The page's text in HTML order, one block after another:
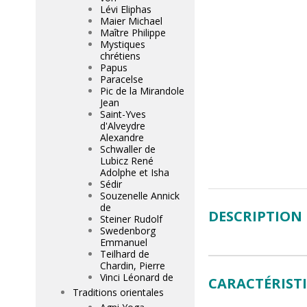
DESCRIPTION
Lévi Eliphas
Maier Michael
Maître Philippe
Mystiques
chrétiens
Papus
Paracelse
Pic de la Mirandole
Jean
Saint-Yves
d'Alveydre
Alexandre
Schwaller de
Lubicz René
Adolphe et Isha
Sédir
Souzenelle Annick
de
Steiner Rudolf
Swedenborg
Emmanuel
Teilhard de
Chardin, Pierre
Vinci Léonard de
Traditions orientales